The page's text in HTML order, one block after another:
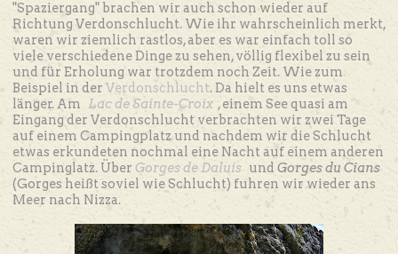
"Spaziergang" brachen wir auch schon wieder auf
Richtung Verdonschlucht. Wie ihr wahrscheinlich merkt,
waren wir ziemlich rastlos, aber es war einfach toll so
viele verschiedene Dinge zu sehen, völlig flexibel zu sein
und für Erholung war trotzdem noch Zeit. Wie zum
Beispiel in der Verdonschlucht. Da hielt es uns etwas
länger. Am Lac de Sainte-Croix , einem See quasi am
Eingang der Verdonschlucht verbrachten wir zwei Tage
auf einem Campingplatz und nachdem wir die Schlucht
etwas erkundeten nochmal eine Nacht auf einem anderen
Campinglatz. Über Gorges de Daluis und Gorges du Cians
(Gorges heißt soviel wie Schlucht) fuhren wir wieder ans
Meer nach Nizza.